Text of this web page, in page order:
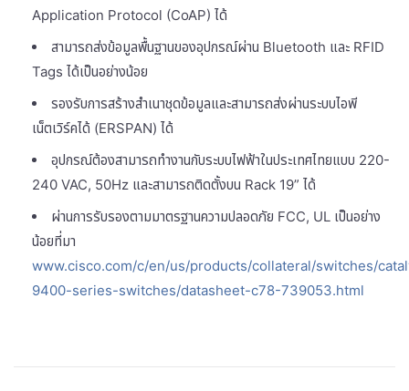
Application Protocol (CoAP) ได้
สามารถส่งข้อมูลพื้นฐานของอุปกรณ์ผ่าน Bluetooth และ RFID
Tags ได้เป็นอย่างน้อย
รองรับการสร้างสำเนาชุดข้อมูลและสามารถส่งผ่านระบบไอพี
เน็ตเวิร์คได้ (ERSPAN) ได้
อุปกรณ์ต้องสามารถทำงานกับระบบไฟฟ้าในประเทศไทยแบบ 220-
240 VAC, 50Hz และสามารถติดตั้งบน Rack 19” ได้
ผ่านการรับรองตามมาตรฐานความปลอดภัย FCC, UL เป็นอย่าง
น้อยที่มา
www.cisco.com/c/en/us/products/collateral/switches/
9400-series-switches/datasheet-c78-739053.html